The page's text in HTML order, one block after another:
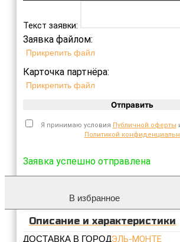
Текст заявки:
Заявка файлом:
Прикрепить файл
Карточка партнёра:
Прикрепить файл
Отправить
Я принимаю условия Публичной оферты
Политикой
Заявка успешно отправлена
В избранное
Описание и характеристики
ДОСТАВКА В ГОРОДЭЛЬ-МОНТЕ